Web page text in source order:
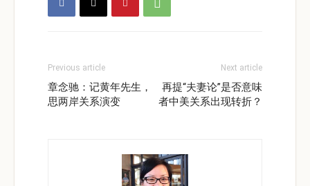
Previous article
章念驰：记黄年先生，
思两岸关系演变
Next article
再提“夫妻论”是否意味
者中美关系出现转折？